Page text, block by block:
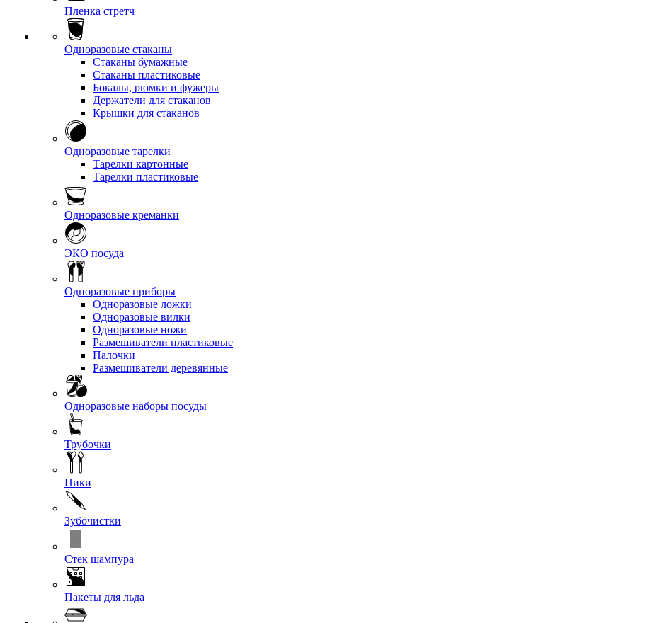
Пленка стретч
Одноразовые стаканы
Стаканы бумажные
Стаканы пластиковые
Бокалы, рюмки и фужеры
Держатели для стаканов
Крышки для стаканов
Одноразовые тарелки
Тарелки картонные
Тарелки пластиковые
Одноразовые креманки
ЭКО посуда
Одноразовые приборы
Одноразовые ложки
Одноразовые вилки
Одноразовые ножи
Размешиватели пластиковые
Палочки
Размешиватели деревянные
Одноразовые наборы посуды
Трубочки
Пики
Зубочистки
Стек шампура
Пакеты для льда